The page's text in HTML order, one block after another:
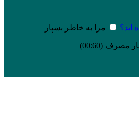
اید؟ مرا به خاطر بسپار
مصرف (00:
60
)